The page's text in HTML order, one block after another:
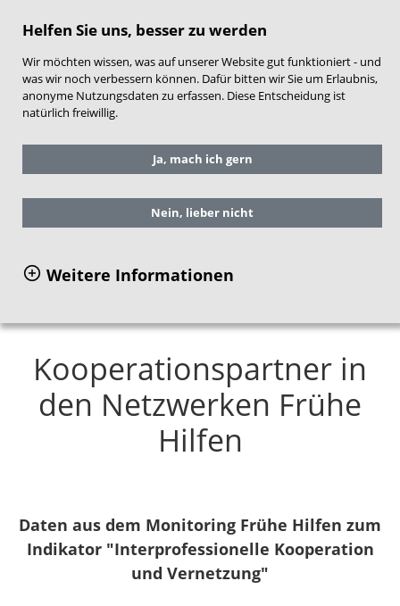
Helfen Sie uns, besser zu werden
Wir möchten wissen, was auf unserer Website gut funktioniert - und
was wir noch verbessern können. Dafür bitten wir Sie um Erlaubnis,
anonyme Nutzungsdaten zu erfassen. Diese Entscheidung ist
natürlich freiwillig.
Ja, mach ich gern
Nein, lieber nicht
Weitere Informationen
Sie befinden sich hier:
Grundlagen und Fachthemen
Hilfen
Kooperationspartner in
den Netzwerken Frühe
Hilfen
Daten aus dem Monitoring Frühe Hilfen zum
Indikator "Interprofessionelle Kooperation
und Vernetzung"